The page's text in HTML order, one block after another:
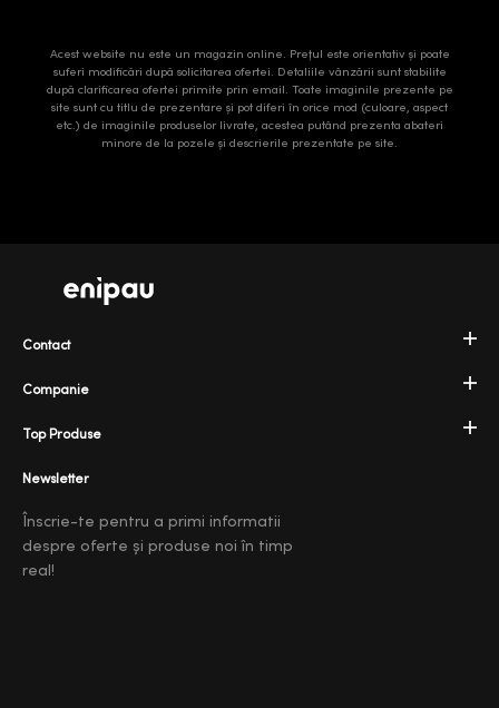
Acest website nu este un magazin online. Prețul este orientativ și poate
suferi modificări după solicitarea ofertei. Detaliile vânzării sunt stabilite
după clarificarea ofertei primite prin email. Toate imaginile prezente pe
site sunt cu titlu de prezentare și pot diferi în orice mod (culoare, aspect
etc.) de imaginile produselor livrate, acestea putând prezenta abateri
minore de la pozele și descrierile prezentate pe site.
Companie
Top Produse
Contact
Newsletter
Înscrie-te pentru a primi informatii
despre oferte și produse noi în timp
real!